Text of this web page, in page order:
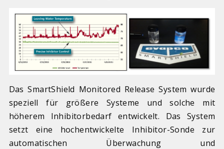
Das SmartShield Monitored Release System wurde
speziell für größere Systeme und solche mit
höherem Inhibitorbedarf entwickelt. Das System
setzt eine hochentwickelte Inhibitor-Sonde zur
automatischen Überwachung und